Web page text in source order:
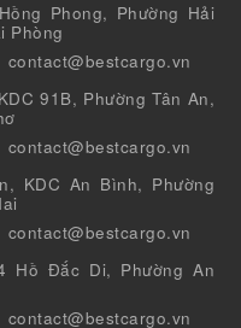
Phong, Phường Hải
Phòng
contact@bestcargo.vn
91B, Phường Tân An,
contact@bestcargo.vn
KDC An Bình, Phường
contact@bestcargo.vn
Hồ Đắc Di, Phường An
contact@bestcargo.vn